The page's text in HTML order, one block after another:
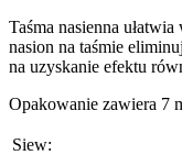
Taśma nasienna
nasion na taśmie
na uzyskanie efektu
Opakowanie zawiera 7
Siew: